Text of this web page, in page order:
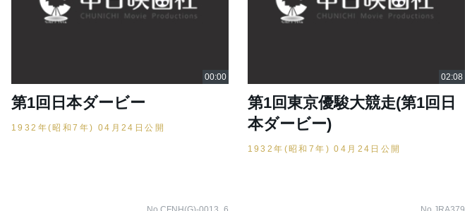
第1回日本ダービー
1932年(昭和7年) 04月24日公開
第1回東京優駿大競走(第1回日
本ダービー)
1932年(昭和7年) 04月24日公開